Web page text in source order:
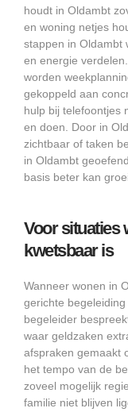
houdt in Oldambt
en woning netjes
stappen in Oldambt
en energie
worden
gekoppeld aan
hulp bij telefoontjes
en doen. Door in
zichtbaar of taken
in Oldambt
basis beter kan
Voor situaties
kwetsbaar is
Wanneer wonen in
gerichte
begeleider
waar geldzaken
afspraken gemaakt
het tempo van de
zoveel mogelijk
familie niet blijven